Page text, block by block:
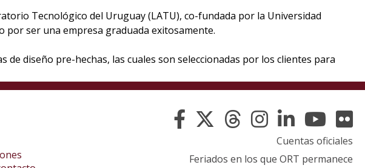
Tecnológico del Uruguay (LATU), co-fundada por la Universidad
por ser una empresa graduada exitosamente.
de diseño pre-hechas, las cuales son seleccionadas por los clientes para
Cuentas oficiales
Feriados en los que ORT permanece